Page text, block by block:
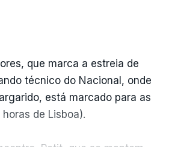
,Bicicleta, Alexis
que marca a estreia de
técnico do Nacional, onde
está marcado para as
horas de Lisboa).